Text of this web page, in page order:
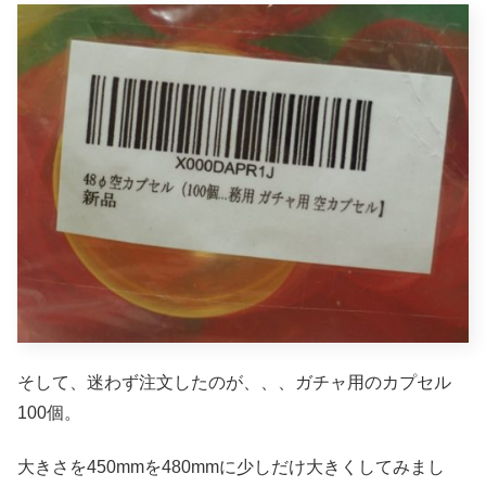
そして、迷わず注文したのが、、、ガチャ用のカプセル
100個。
大きさを450mmを480mmに少しだけ大きくしてみまし